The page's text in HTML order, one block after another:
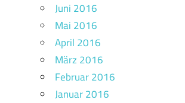
Juni 2016
Mai 2016
April 2016
März 2016
Februar 2016
Januar 2016